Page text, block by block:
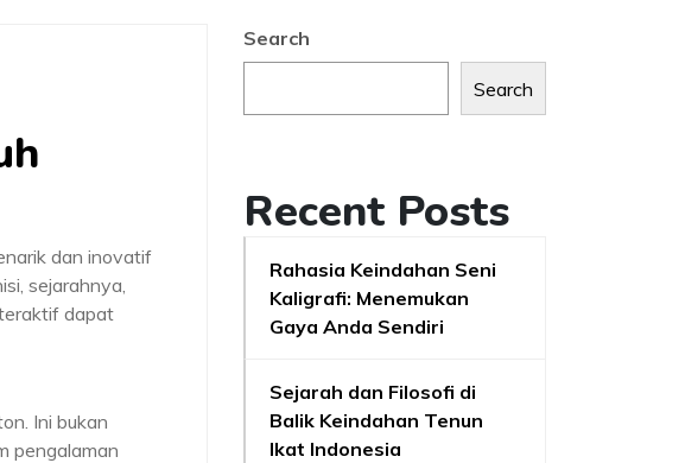
dan inovatif
sejarahnya,
dapat
Ini bukan
pengalaman
Search
Search
Recent Posts
Rahasia Keindahan Seni
Kaligrafi: Menemukan
Gaya Anda Sendiri
Sejarah dan Filosofi di
Balik Keindahan Tenun
Ikat Indonesia